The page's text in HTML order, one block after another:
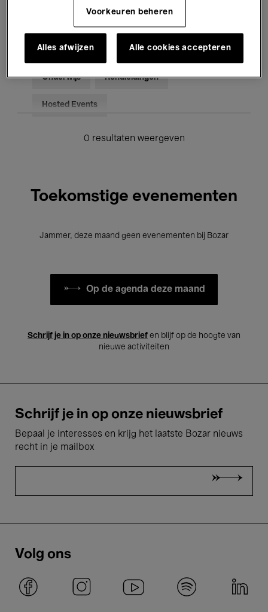
Voor iedereen Kids’ Palace
Onderwijs Rondleidingen
Hosted Events
0 resultaten weergeven
Toekomstige evenementen
Jammer, deze maand geen evenementen bij Bozar
Op de agenda deze maand
Schrijf je in op onze nieuwsbrief en blijf op de hoogte van
nieuwe activiteiten
Schrijf je in op onze nieuwsbrief
Bepaal je interesses en krijg het laatste Bozar nieuws
recht in je mailbox
Volg ons
Voorkeuren beheren
Alles afwijzen Alle cookies accepteren